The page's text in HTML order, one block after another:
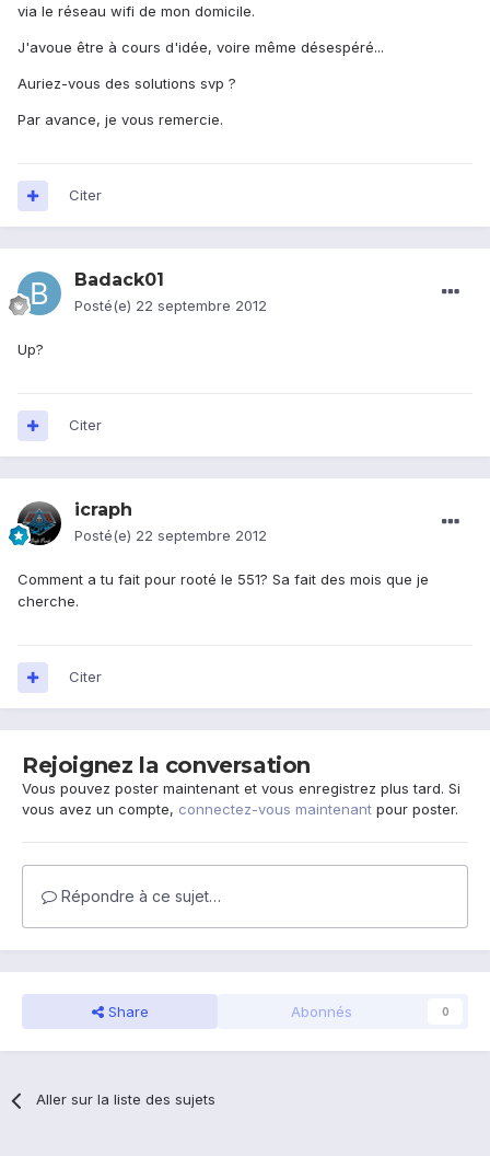
via le réseau wifi de mon domicile.
J'avoue être à cours d'idée, voire même désespéré...
Auriez-vous des solutions svp ?
Par avance, je vous remercie.
Citer
Badack01
Posté(e) 22 septembre 2012
Up?
Citer
icraph
Posté(e) 22 septembre 2012
Comment a tu fait pour rooté le 551? Sa fait des mois que je
cherche.
Citer
Rejoignez la conversation
Vous pouvez poster maintenant et vous enregistrez plus tard. Si
vous avez un compte, connectez-vous maintenant pour poster.
Répondre à ce sujet…
Share Abonnés 0
Aller sur la liste des sujets